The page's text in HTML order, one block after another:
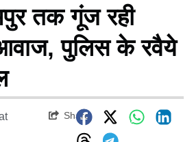
तक गूंज रही
पुलिस के रवैये
Share